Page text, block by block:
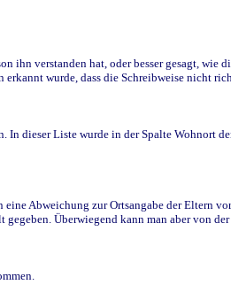
verstanden hat, oder besser gesagt, wie
wurde, dass die Schreibweise nicht
dieser Liste wurde in der Spalte Wohnort
Abweichung zur Ortsangabe der Eltern
Überwiegend kann man aber von